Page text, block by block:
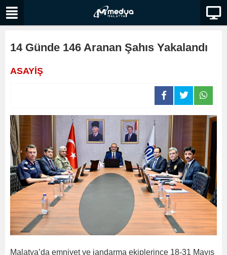
14 Günde 146 Aranan Şahıs Yakalandı
ASAYİŞ
Malatya’da emniyet ve jandarma ekiplerince 18-31 Mayıs